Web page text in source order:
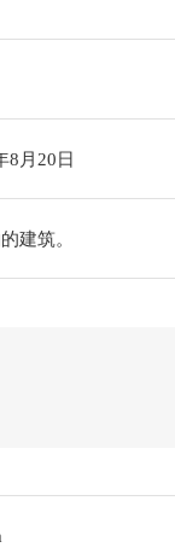
8月20日
建筑。